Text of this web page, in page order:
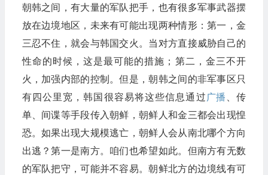
朝韩之间，有大量的军队把手，也有很多军事武器摆
放在边境地区，未来有可能出现两种情形：第一，金
三忍不住，就会与韩国交火。当对方直接威胁自己的
性命的时候，这是最可能的措施；第二，金三不开
火，加强内部的控制。但是，朝韩之间的非军事区只
有四公里宽，韩国很容易将这些信息通过 广播 、传
单、间谍等手段传入朝鲜，朝鲜人和金三都会出现惶
恐。如果出现大规模逃亡，朝鲜人会从南北哪个方向
出逃？第一是南方。咱们也希望如此。但南方有无数
的军队把守，可能并不容易。朝鲜北方的边境线有可